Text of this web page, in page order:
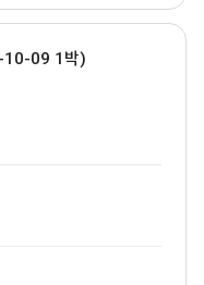
10-09 1박)